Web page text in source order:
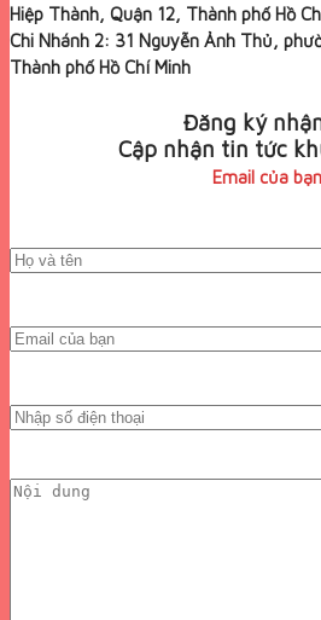
Hiệp Thành, Quận 12, Thành phố Hồ
Chi Nhánh 2: 31 Nguyễn Ảnh Thủ,
Thành phố Hồ Chí Minh
Đăng ký
Cập nhận tin tức
Email của